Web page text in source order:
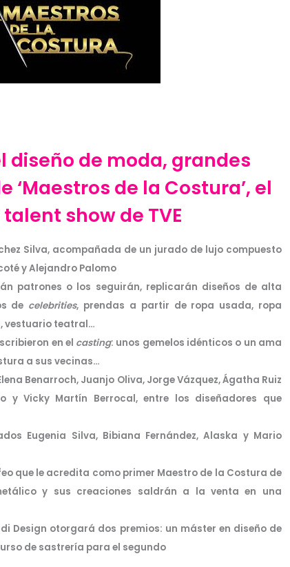
diseño de moda, grandes
‘Maestros de la Costura’, el
show de TVE
Silva, acompañada de un jurado de lujo compuesto
y Alejandro Palomo
patrones o los seguirán, replicarán diseños de alta
de celebrities, prendas a partir de ropa usada, ropa
vestuario teatral…
en el casting: unos gemelos idénticos o un ama
a sus vecinas…
Benarroch, Juanjo Oliva, Jorge Vázquez, Ágatha Ruiz
y Vicky Martín Berrocal, entre los diseñadores que
Eugenia Silva, Bibiana Fernández, Alaska y Mario
que le acredita como primer Maestro de la Costura de
y sus creaciones saldrán a la venta en una
Design otorgará dos premios: un máster en diseño de
de sastrería para el segundo